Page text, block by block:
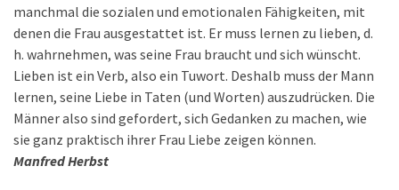
manchmal die sozialen und emotionalen Fähigkeiten, mit
denen die Frau ausgestattet ist. Er muss lernen zu lieben, d.
h. wahrnehmen, was seine Frau braucht und sich wünscht.
Lieben ist ein Verb, also ein Tuwort. Deshalb muss der Mann
lernen, seine Liebe in Taten (und Worten) auszudrücken. Die
Männer also sind gefordert, sich Gedanken zu machen, wie
sie ganz praktisch ihrer Frau Liebe zeigen können.
Manfred Herbst